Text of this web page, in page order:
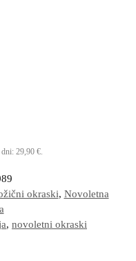
dni: 29,90 €.
okraski, Novoletna
, novoletni okraski